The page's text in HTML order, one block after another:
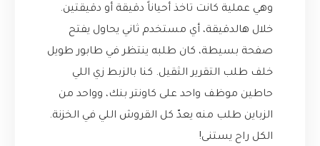
وهي عملية كانت تاخذ أحياناً دقيقة أو دقيقتين.
خلال هالدقيقة، أي مستخدم ثاني يحاول يفتح
صفحة بسيطة، كان طلبه ينتظر في طابور طويل
خلف طلب التقرير الثقيل. كنا بالزبط زي اللي
حاطين موظف واحد على كاونتر بنك، وواحد من
الزباين طلب منه يعدّ كل القروش اللي في الخزنة.
الكل راح يستنى!